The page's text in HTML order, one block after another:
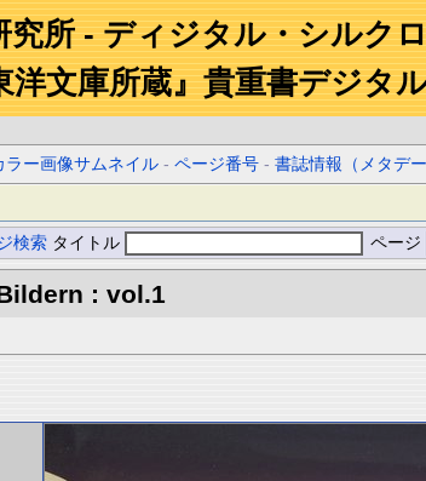
究所 - ディジタル・シルク
洋文庫所蔵』貴重書デジタ
ラー画像サムネイル -ページ番号 -書誌情報（メタデー
検索 タイトル ページ
: vol.1